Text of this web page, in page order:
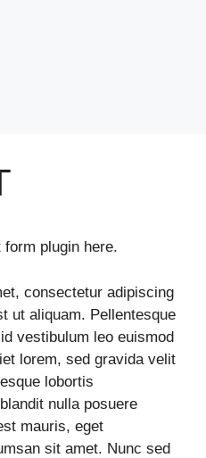
plugin here.
consectetur adipiscing
ut aliquam. Pellentesque
vestibulum leo euismod
lorem, sed gravida velit
lobortis
nulla posuere
mauris, eget
sit amet. Nunc sed